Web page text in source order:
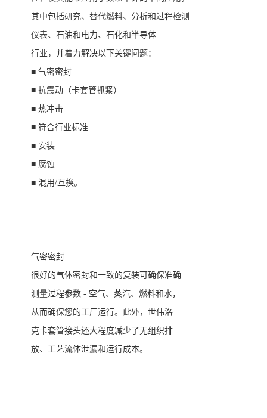
其中包括研究、替代燃料、分析和过程检测
仪表、石油和电力、石化和半导体
行业，并着力解决以下关键问题：
■ 气密密封
■ 抗震动（卡套管抓紧）
■ 热冲击
■ 符合行业标准
■ 安装
■ 腐蚀
■ 混用/互换。
气密密封
很好的气体密封和一致的复装可确保准确
测量过程参数 - 空气、蒸汽、燃料和水，
从而确保您的工厂运行。此外，世伟洛
克卡套管接头还大程度减少了无组织排
放、工艺流体泄漏和运行成本。